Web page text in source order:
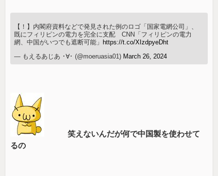
【！】内閣府資料などで発見された例のロゴ「国家電網公司」、
既にフィリピンの電力を完全に支配 CNN「フィリピンの電力
網、中国がいつでも遮断可能」 https://t.co/XIzdpyeDht
— もえるあじあ ･∀･ (@moeruasia01) March 26, 2024
笑えないんだが何で中国製を使わせて
るの